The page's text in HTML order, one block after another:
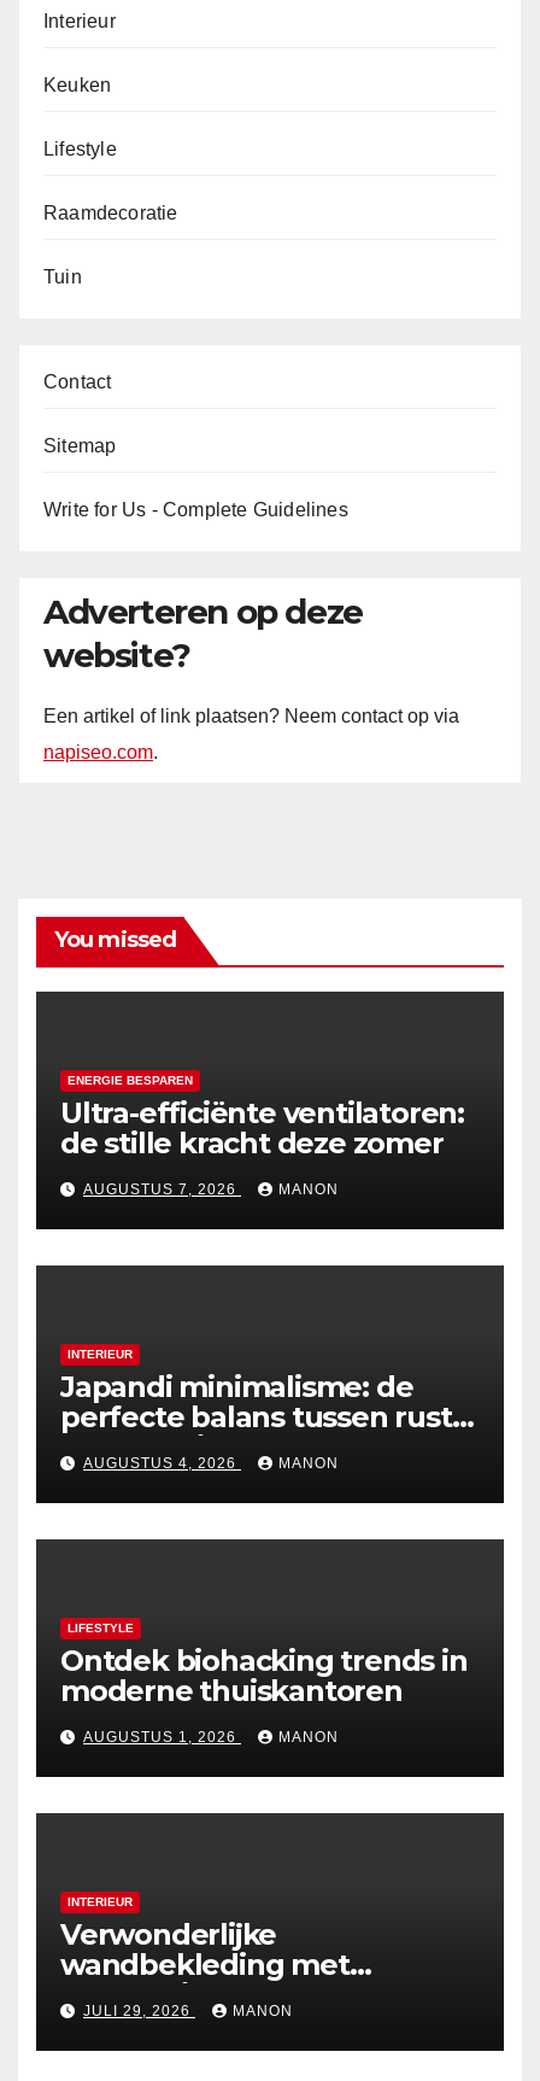
Interieur
Keuken
Lifestyle
Raamdecoratie
Tuin
Contact
Sitemap
Write for Us - Complete Guidelines
Adverteren op deze
website?
Een artikel of link plaatsen? Neem contact op via
napiseo.com.
You missed
ENERGIE BESPAREN
Ultra-efficiënte ventilatoren:
de stille kracht deze zomer
AUGUSTUS 7, 2026 MANON
INTERIEUR
Japandi minimalisme: de
perfecte balans tussen rust
en esthetiek
AUGUSTUS 4, 2026 MANON
LIFESTYLE
Ontdek biohacking trends in
moderne thuiskantoren
AUGUSTUS 1, 2026 MANON
INTERIEUR
Verwonderlijke
wandbekleding met
holografische effecten
JULI 29, 2026 MANON